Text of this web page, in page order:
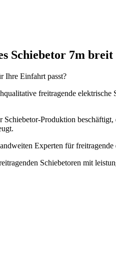
Schiebetor 7m breit
Ihre Einfahrt passt?
freitragende
Produktion
Experten für
Schiebetoren mit